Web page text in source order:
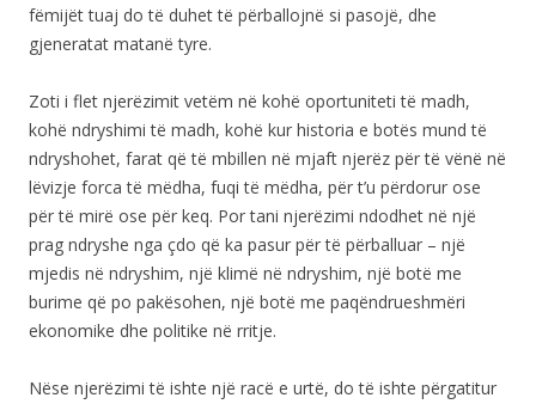
fëmijët tuaj do të duhet të përballojnë si pasojë, dhe
gjeneratat matanë tyre.
Zoti i flet njerëzimit vetëm në kohë oportuniteti të madh,
kohë ndryshimi të madh, kohë kur historia e botës mund të
ndryshohet, farat që të mbillen në mjaft njerëz për të vënë në
lëvizje forca të mëdha, fuqi të mëdha, për t’u përdorur ose
për të mirë ose për keq. Por tani njerëzimi ndodhet në një
prag ndryshe nga çdo që ka pasur për të përballuar – një
mjedis në ndryshim, një klimë në ndryshim, një botë me
burime që po pakësohen, një botë me paqëndrueshmëri
ekonomike dhe politike në rritje.
Nëse njerëzimi të ishte një racë e urtë, do të ishte përgatitur